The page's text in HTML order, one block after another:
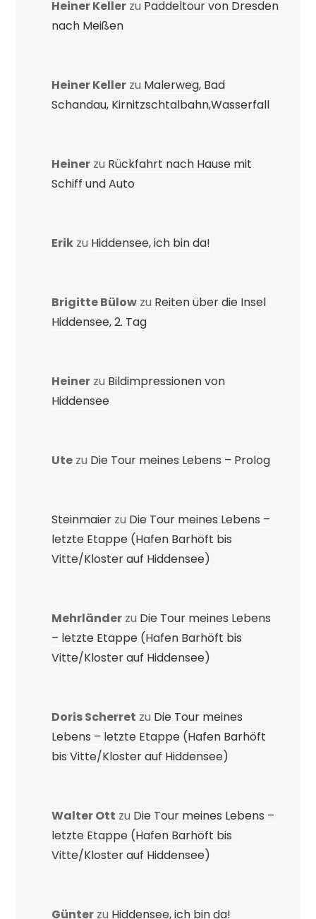
Heiner Keller zu Paddeltour von Dresden
nach Meißen
Heiner Keller zu Malerweg, Bad
Schandau, Kirnitzschtalbahn,Wasserfall
Heiner zu Rückfahrt nach Hause mit
Schiff und Auto
Erik zu Hiddensee, ich bin da!
Brigitte Bülow zu Reiten über die Insel
Hiddensee, 2. Tag
Heiner zu Bildimpressionen von
Hiddensee
Ute zu Die Tour meines Lebens – Prolog
Steinmaier zu Die Tour meines Lebens –
letzte Etappe (Hafen Barhöft bis
Vitte/Kloster auf Hiddensee)
Mehrländer zu Die Tour meines Lebens
– letzte Etappe (Hafen Barhöft bis
Vitte/Kloster auf Hiddensee)
Doris Scherret zu Die Tour meines
Lebens – letzte Etappe (Hafen Barhöft
bis Vitte/Kloster auf Hiddensee)
Walter Ott zu Die Tour meines Lebens –
letzte Etappe (Hafen Barhöft bis
Vitte/Kloster auf Hiddensee)
Günter zu Hiddensee, ich bin da!